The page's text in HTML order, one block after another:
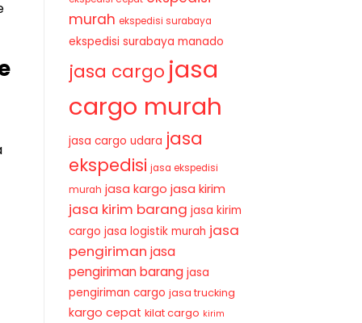
murah ekspedisi surabaya
ekspedisi surabaya manado
jasa cargo jasa
cargo murah
jasa cargo udara jasa
ekspedisi jasa ekspedisi
murah jasa kargo jasa kirim
jasa kirim barang jasa kirim
cargo jasa logistik murah jasa
pengiriman jasa
pengiriman barang jasa
pengiriman cargo jasa trucking
kargo cepat kilat cargo kirim